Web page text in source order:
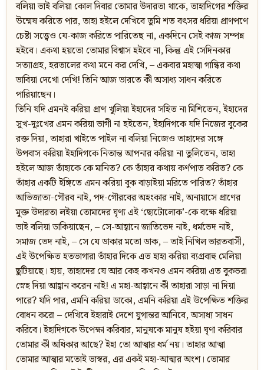
বলিয়া ভাই বলিয়া কোল দিবার তোমার উদারতা থাকে, তাহাদিগের শক্তির
উন্মেষ করিতে পার, তাহা হইলে দেখিবে তুমি শত বৎসর ধরিয়া প্রাণপণে
চেষ্টা সত্ত্বেও যে-কাজ করিতে পারিতেছ না, একদিনে সেই কাজ সম্পন্ন
হইবে। একথা হয়তো তোমার বিশ্বাস হইবে না, কিন্তু এই সেদিনকার
সত্যাগ্রহ, হরতালের কথা মনে কর দেখি, – একবার মহাত্মা গান্ধির কথা
ভাবিয়া দেখো দেখি! তিনি আজ ভারতে কী অসাধ্য সাধন করিতে
পারিয়াছেন।
তিনি যদি এমনই করিয়া প্রাণ খুলিয়া ইহাদের সহিত না মিশিতেন, ইহাদের
সুখ-দুঃখের এমন করিয়া ভাগী না হইতেন, ইহাদিগকে যদি নিজের বুকের
রক্ত দিয়া, তাহারা খাইতে পাইল না বলিয়া নিজেও তাহাদের সঙ্গে
উপবাস করিয়া ইহাদিগকে নিতান্ত আপনার করিয়া না তুলিতেন, তাহা
হইলে আজ তাঁহাকে কে মানিত? কে তাঁহার কথায় কর্ণপাত করিত? কে
তাঁহার একটি ইঙ্গিতে এমন করিয়া বুক বাড়াইয়া মরিতে পারিত? তাঁহার
আভিজাত্য-গৌরব নাই, পদ-গৌরবের অহংকার নাই, অনায়াসে প্রাণের
মুক্ত উদারতা লইয়া তোমাদের ঘৃণ্য এই ‘ছোটোলোক’-কে বক্ষে ধরিয়া
ভাই বলিয়া ডাকিয়াছেন, – সে-আহ্বানে জাতিভেদ নাই, ধর্মভেদ নাই,
সমাজ ভেদ নাই, – সে যে ডাকার মতো ডাক, – তাই নিখিল ভারতবাসী,
এই উপেক্ষিত হতভাগারা তাঁহার দিকে এত হাহা করিয়া ব্যগ্রবাহু মেলিয়া
ছুটিয়াছে। হায়, তাহাদের যে আর কেহ কখনও এমন করিয়া এত বুকভরা
স্নেহ দিয়া আহ্বান করেন নাই! এ মহা-আহ্বানে কী তাহারা সাড়া না দিয়া
পারে? যদি পার, এমনি করিয়া ডাকো, এমনি করিয়া এই উপেক্ষিত শক্তির
বোধন করো – দেখিবে ইহারাই দেশে যুগান্তর আনিবে, অসাধ্য সাধন
করিবে। ইহাদিগকে উপেক্ষা করিবার, মানুষকে মানুষ হইয়া ঘৃণা করিবার
তোমার কী অধিকার আছে? ইহা তো আত্মার ধর্ম নয়। তাহার আত্মা
তোমার আত্মার মতোই ভাস্বর, এর একই মহা-আত্মার অংশ। তোমার